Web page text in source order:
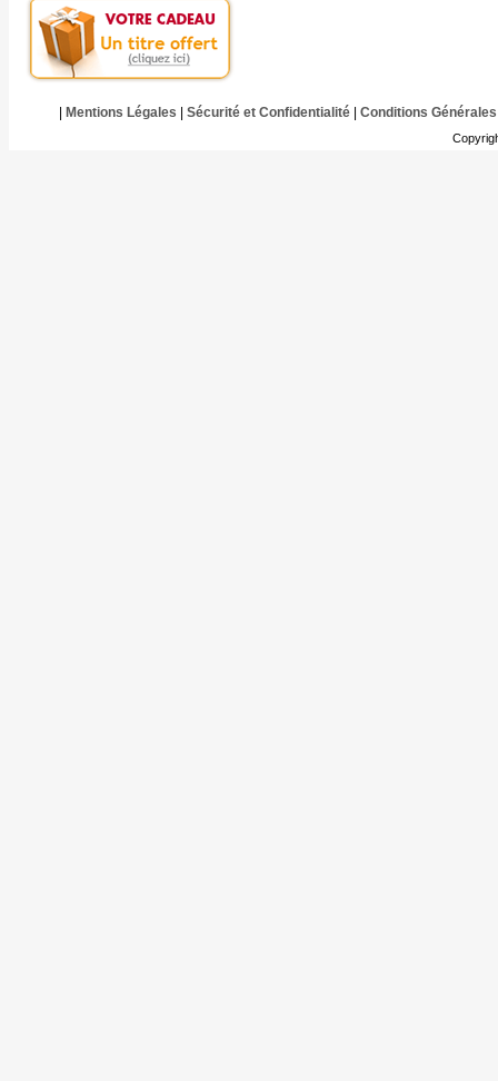
Mentions Légales Sécurité et Confidentialité| Conditions Générales